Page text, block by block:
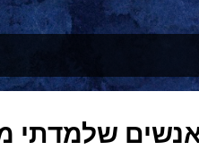
הצהרת נגישות
שלמדתי